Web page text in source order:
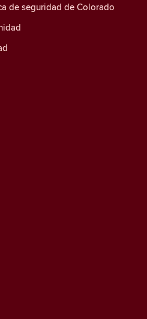
de seguridad de Colorado